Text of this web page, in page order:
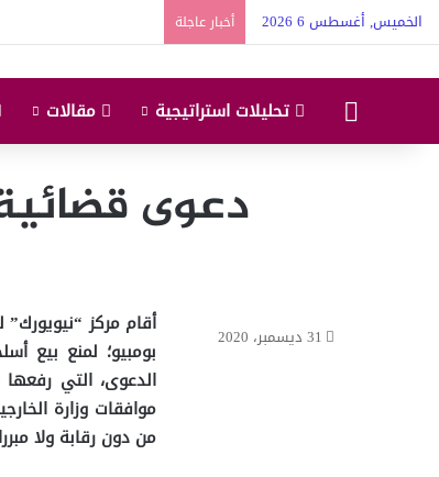
الخميس, أغسطس 6 2026 أخبار عاجلة
البداية تحليلات استراتيجية مقالات
دعوى
أقام مركز
الدعوى، التي
موافقات وزارة
من دون رقابة ولا
31 ديسمبر، 2020